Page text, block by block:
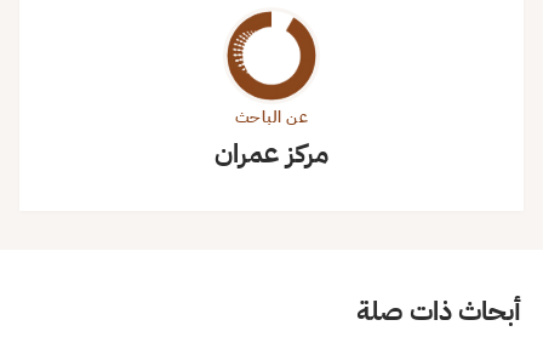
عن الباحث
مركز عمران
أبحاث ذات صلة